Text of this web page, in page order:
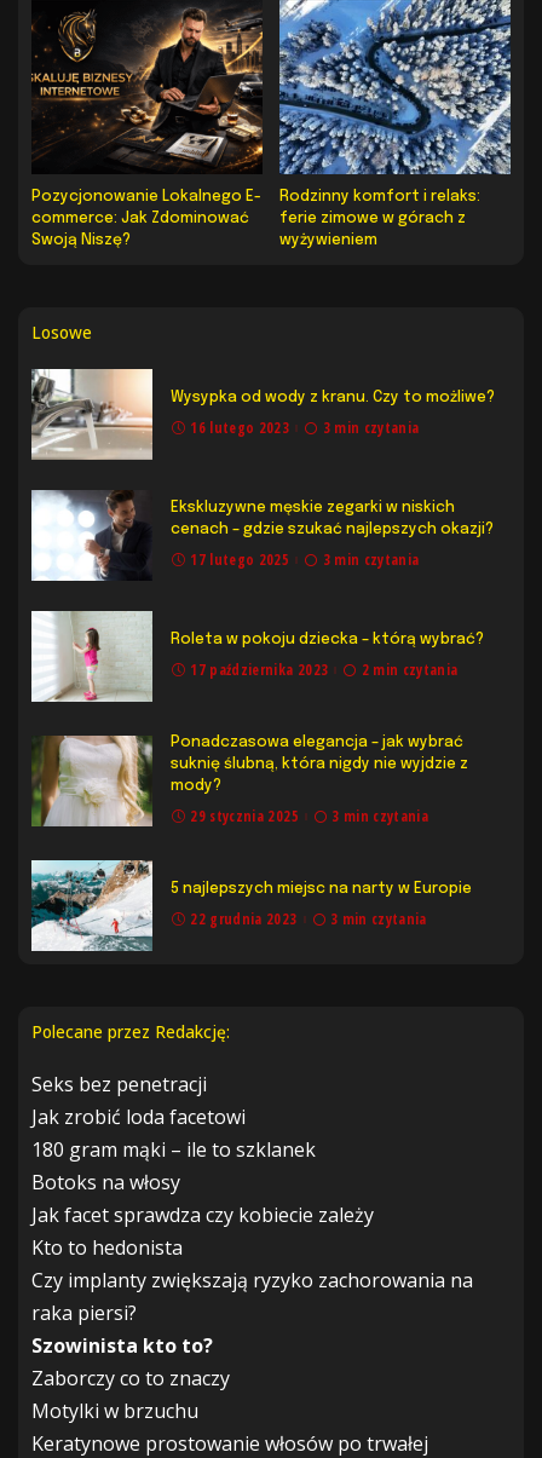
Pozycjonowanie Lokalnego E-
commerce: Jak Zdominować
Swoją Niszę?
Rodzinny komfort i relaks:
ferie zimowe w górach z
wyżywieniem
Losowe
Wysypka od wody z kranu. Czy to możliwe?
16 lutego 2023 3 min czytania
Ekskluzywne męskie zegarki w niskich
cenach – gdzie szukać najlepszych okazji?
17 lutego 2025 3 min czytania
Roleta w pokoju dziecka – którą wybrać?
17 października 2023 2 min czytania
Ponadczasowa elegancja – jak wybrać
suknię ślubną, która nigdy nie wyjdzie z
mody?
29 stycznia 2025 3 min czytania
5 najlepszych miejsc na narty w Europie
22 grudnia 2023 3 min czytania
Polecane przez Redakcję:
Seks bez penetracji
Jak zrobić loda facetowi
180 gram mąki – ile to szklanek
Botoks na włosy
Jak facet sprawdza czy kobiecie zależy
Kto to hedonista
Czy implanty zwiększają ryzyko zachorowania na
raka piersi?
Szowinista kto to?
Zaborczy co to znaczy
Motylki w brzuchu
Keratynowe prostowanie włosów po trwałej